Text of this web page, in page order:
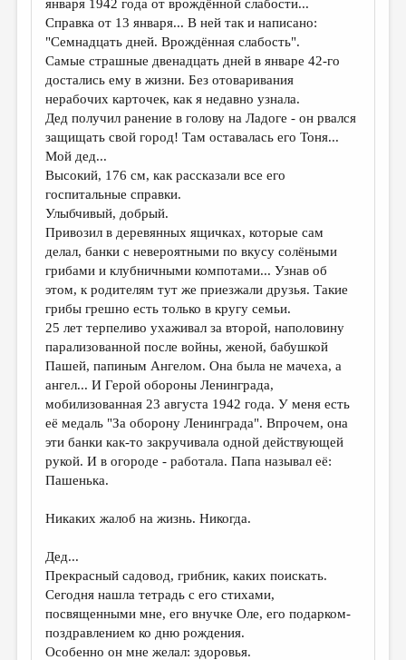
января 1942 года от врождённой слабости...
Справка от 13 января... В ней так и написано:
"Семнадцать дней. Врождённая слабость".
Самые страшные двенадцать дней в январе 42-го
достались ему в жизни. Без отоваривания
нерабочих карточек, как я недавно узнала.
Дед получил ранение в голову на Ладоге - он рвался
защищать свой город! Там оставалась его Тоня...
Мой дед...
Высокий, 176 см, как рассказали все его
госпитальные справки.
Улыбчивый, добрый.
Привозил в деревянных ящичках, которые сам
делал, банки с невероятными по вкусу солёными
грибами и клубничными компотами... Узнав об
этом, к родителям тут же приезжали друзья. Такие
грибы грешно есть только в кругу семьи.
25 лет терпеливо ухаживал за второй, наполовину
парализованной после войны, женой, бабушкой
Пашей, папиным Ангелом. Она была не мачеха, а
ангел... И Герой обороны Ленинграда,
мобилизованная 23 августа 1942 года. У меня есть
её медаль "За оборону Ленинграда". Впрочем, она
эти банки как-то закручивала одной действующей
рукой. И в огороде - работала. Папа называл её:
Пашенька.
Никаких жалоб на жизнь. Никогда.
Дед...
Прекрасный садовод, грибник, каких поискать.
Сегодня нашла тетрадь с его стихами,
посвященными мне, его внучке Оле, его подарком-
поздравлением ко дню рождения.
Особенно он мне желал: здоровья.